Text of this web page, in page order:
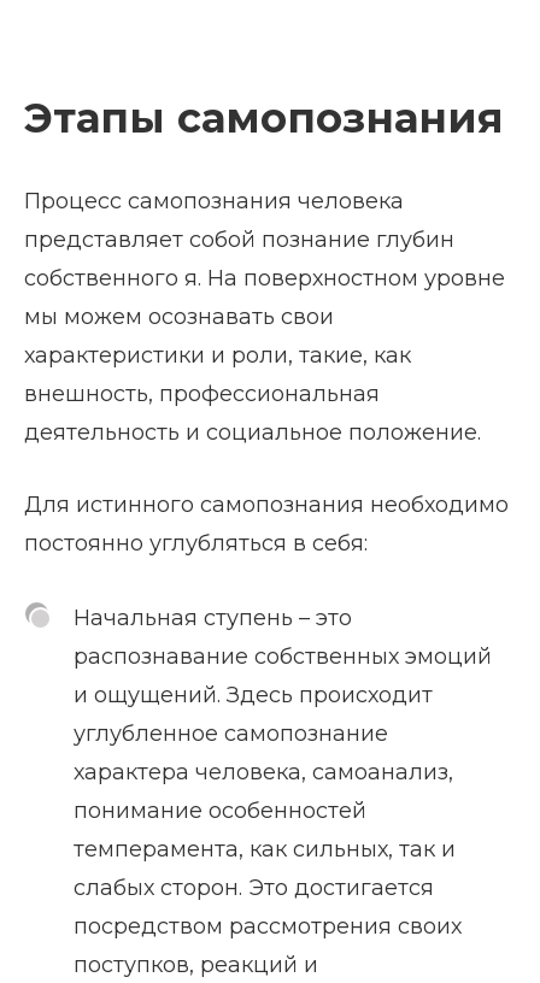
Этапы самопознания
Процесс самопознания человека
представляет собой познание глубин
собственного я. На поверхностном уровне
мы можем осознавать свои
характеристики и роли, такие, как
внешность, профессиональная
деятельность и социальное положение.
Для истинного самопознания необходимо
постоянно углубляться в себя:
Начальная ступень – это
распознавание собственных эмоций
и ощущений. Здесь происходит
углубленное самопознание
характера человека, самоанализ,
понимание особенностей
темперамента, как сильных, так и
слабых сторон. Это достигается
посредством рассмотрения своих
поступков, реакций и